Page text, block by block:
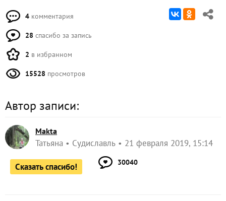
4 комментария
28 спасибо за запись
2 в избранном
15528 просмотров
Автор записи:
Makta
Татьяна Судиславль 21 февраля 2019, 15:14
Сказать спасибо! 30040